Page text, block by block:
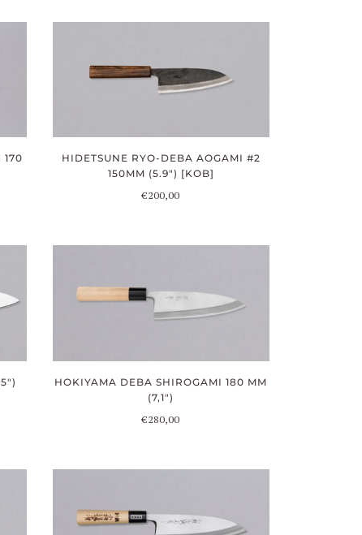
170
HIDETSUNE RYO-DEBA AOGAMI #2
150MM (5.9") [KOB]
€200,00
HOKIYAMA DEBA SHIROGAMI 180 MM
(7,1")
€280,00